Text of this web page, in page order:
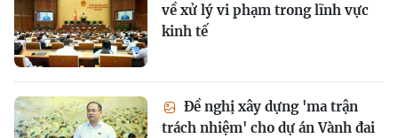
về xử lý vi phạm trong lĩnh vực
kinh tế
Đề nghị xây dựng 'ma trận
trách nhiệm' cho dự án Vành đai